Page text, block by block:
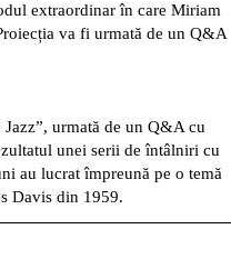
extraordinar în care Miriam
va fi urmată de un Q&A
urmată de un Q&A cu
unei serii de întâlniri cu
au lucrat împreună pe o temă
Davis din 1959.